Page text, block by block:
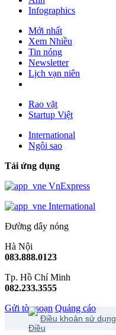
Infographics
Mới nhất
Xem Nhiều
Tin nóng
Newsletter
Lịch vạn niên
Rao vặt
Startup Việt
International
Ngôi sao
Tải ứng dụng
VnExpress
International
Đường dây nóng
Hà Nội
083.888.0123
Tp. Hồ Chí Minh
082.233.3555
Gửi tòa soạn Quảng cáo
Điều khoản sử dụng